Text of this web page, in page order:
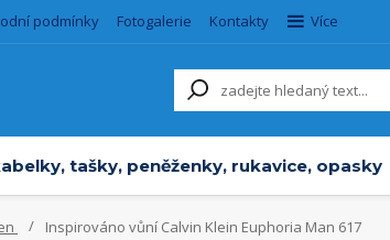
podmínky Fotogalerie Kontakty Více
tašky, peněženky, rukavice, opasky
Inspirováno vůní Calvin Klein Euphoria Man 617